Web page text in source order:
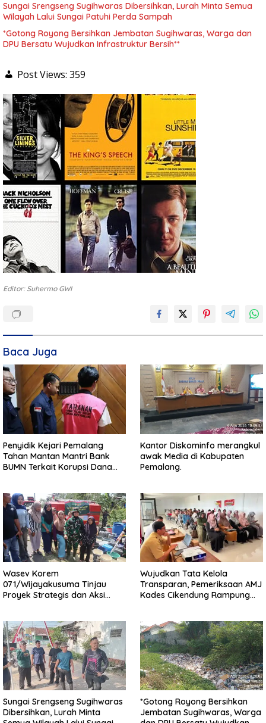
Sungai Srengseng Sugihwaras Dibersihkan, Lurah Minta Semua
Wilayah Lalui Sungai Patuhi Perda Sampah
*Gotong Royong Bersihkan Jembatan Sugihwaras, Warga dan
DPU Bersatu Wujudkan Infrastruktur Bersih**
Post Views: 359
Editor: Suhermo GWI
Baca Juga
Penyidik Kejari Pemalang
Tahan Mantan Mantri Bank
BUMN Terkait Korupsi Dana
Kantor Diskominfo merangkul
awak Media di Kabupaten
Pemalang.
Wasev Korem
071/Wijayakusuma Tinjau
Proyek Strategis dan Aksi
Wujudkan Tata Kelola
Transparan, Pemeriksaan AMJ
Kades Cikendung Rampung
Sungai Srengseng Sugihwaras
Dibersihkan, Lurah Minta
*Gotong Royong Bersihkan
Jembatan Sugihwaras, Warga